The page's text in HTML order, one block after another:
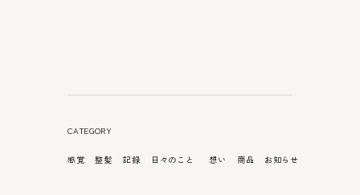
CATEGORY
感覚 整髪 記録 日々のこと 想い 商品 お知らせ